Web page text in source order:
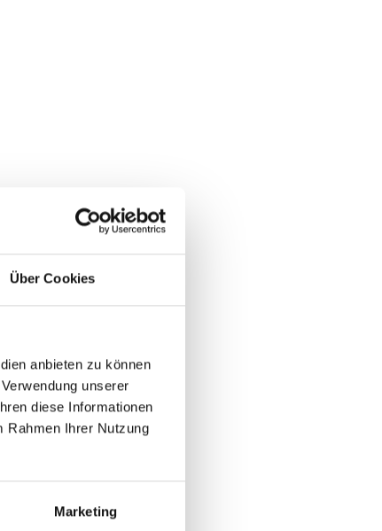
Über Cookies
anbieten zu können
unserer
diese Informationen
Rahmen Ihrer Nutzung
Marketing